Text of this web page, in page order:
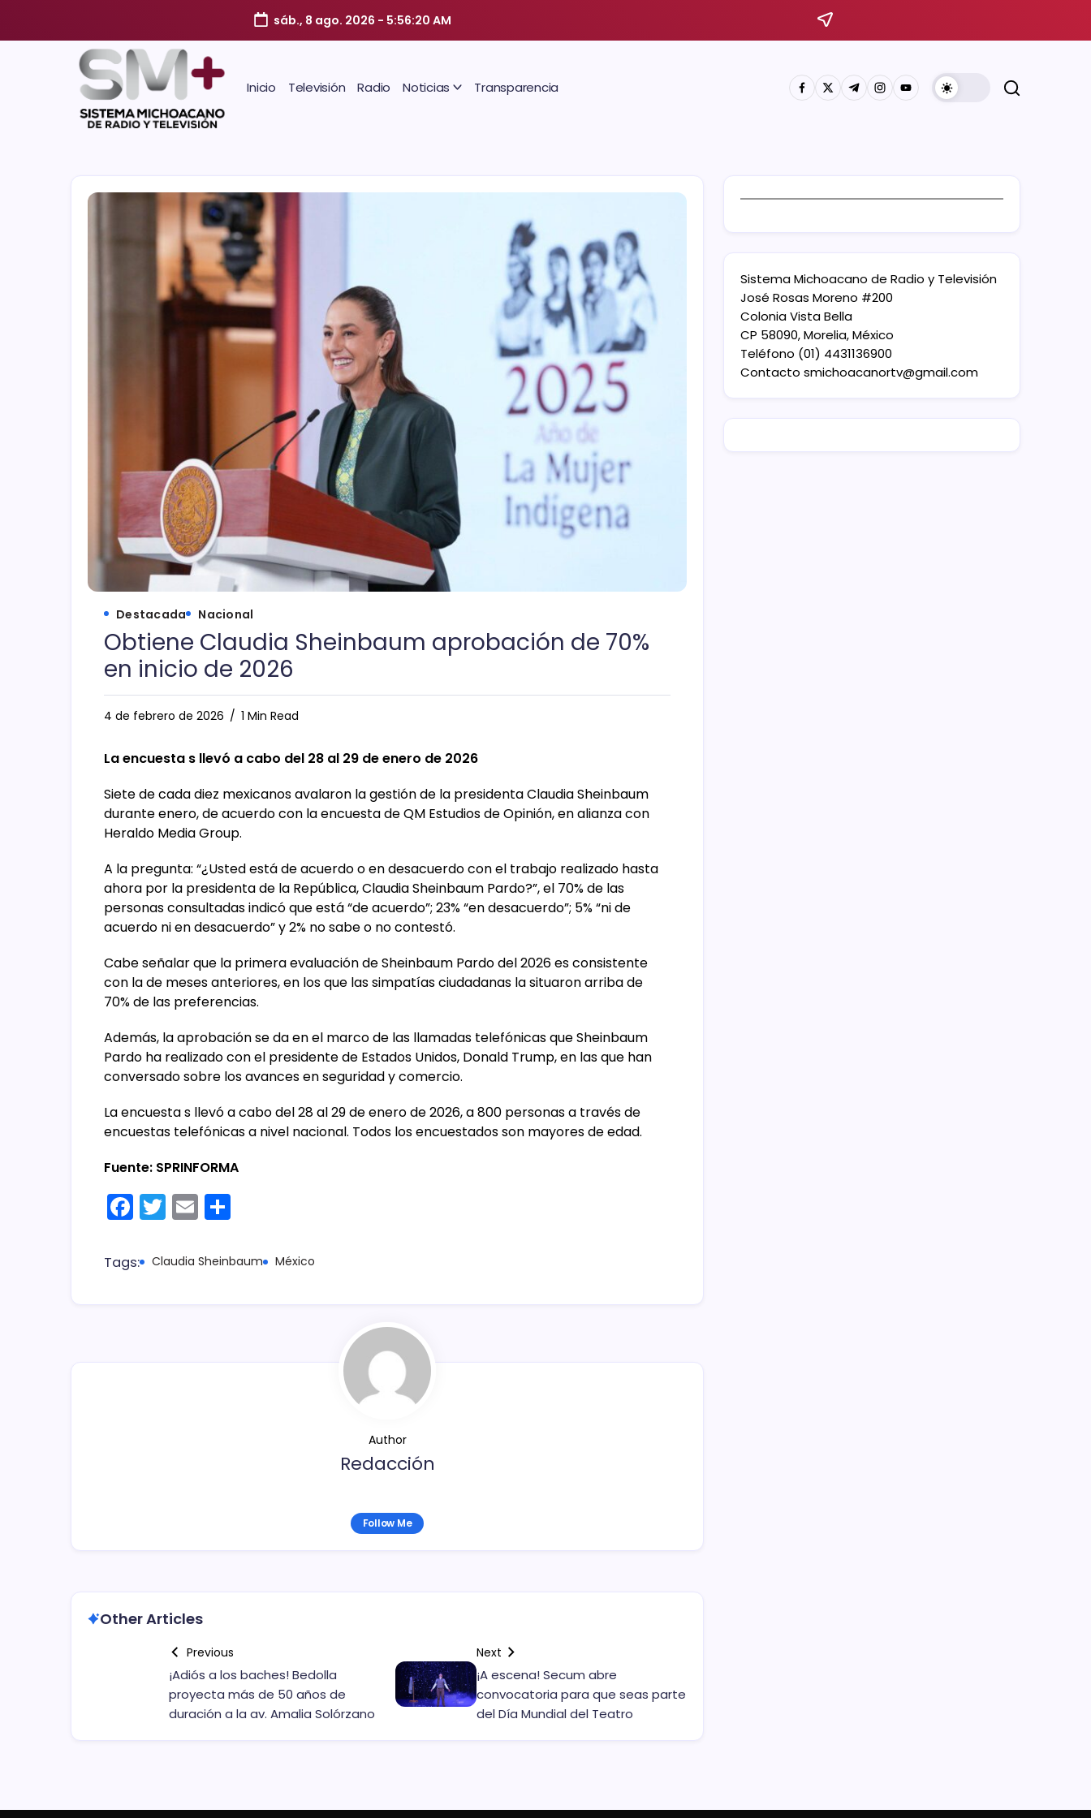
sáb., 8 ago. 2026 -5:56:21 AM
Inicio Televisión Radio Noticias Transparencia
Destacada Nacional
Obtiene Claudia Sheinbaum aprobación de 70%
en inicio de 2026
4 de febrero de 2026 1 Min Read
La encuesta s llevó a cabo del 28 al 29 de enero de 2026
Siete de cada diez mexicanos avalaron la gestión de la presidenta Claudia Sheinbaum
durante enero, de acuerdo con la encuesta de QM Estudios de Opinión, en alianza con
Heraldo Media Group.
A la pregunta: “¿Usted está de acuerdo o en desacuerdo con el trabajo realizado hasta
ahora por la presidenta de la República, Claudia Sheinbaum Pardo?”, el 70% de las
personas consultadas indicó que está “de acuerdo”; 23% “en desacuerdo”; 5% “ni de
acuerdo ni en desacuerdo” y 2% no sabe o no contestó.
Cabe señalar que la primera evaluación de Sheinbaum Pardo del 2026 es consistente
con la de meses anteriores, en los que las simpatías ciudadanas la situaron arriba de
70% de las preferencias.
Además, la aprobación se da en el marco de las llamadas telefónicas que Sheinbaum
Pardo ha realizado con el presidente de Estados Unidos, Donald Trump, en las que han
conversado sobre los avances en seguridad y comercio.
La encuesta s llevó a cabo del 28 al 29 de enero de 2026, a 800 personas a través de
encuestas telefónicas a nivel nacional. Todos los encuestados son mayores de edad.
Fuente: SPRINFORMA
F
a
c
T
w
itt
E
m
ai m
Tags: Claudia Sheinbaum México
Author
Redacción
Follow Me
Other Articles
Previous
¡Adiós a los baches! Bedolla
proyecta más de 50 años de
duración a la av. Amalia Solórzano
Next
¡A escena! Secum abre
convocatoria para que seas parte
del Día Mundial del Teatro
Sistema Michoacano de Radio y Televisión
José Rosas Moreno #200
Colonia Vista Bella
CP 58090, Morelia, México
Teléfono (01) 4431136900
Contacto smichoacanortv@gmail.com